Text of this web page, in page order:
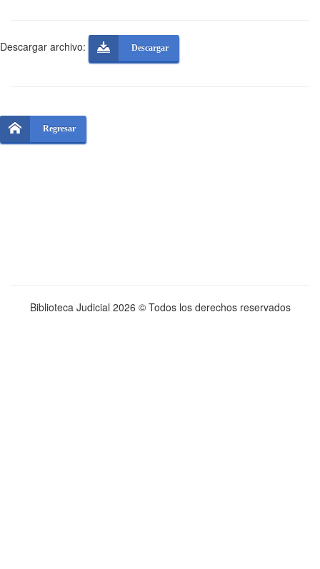
Descargar archivo: Descargar
Regresar
Biblioteca Judicial 2026 © Todos los derechos reservados